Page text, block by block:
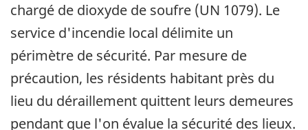
chargé de dioxyde de soufre (UN 1079). Le
service d'incendie local délimite un
périmètre de sécurité. Par mesure de
précaution, les résidents habitant près du
lieu du déraillement quittent leurs demeures
pendant que l'on évalue la sécurité des lieux.